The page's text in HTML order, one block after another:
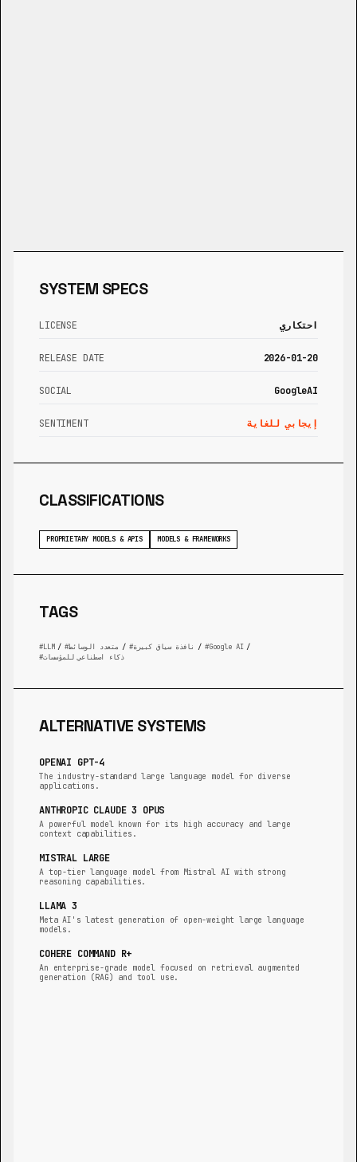
SYSTEM SPECS
LICENSE احتكاري
RELEASE DATE 2026-01-20
SOCIAL GoogleAI
SENTIMENT إيجابي للغاية
CLASSIFICATIONS
PROPRIETARY MODELS & APIS MODELS & FRAMEWORKS
TAGS
LLM / متعدد الوسائط / نافذة سياق كبيرة / Google AI /
ذكاء اصطناعي للمؤسسات
ALTERNATIVE SYSTEMS
OPENAI GPT-4
The industry-standard large language model for diverse
applications.
ANTHROPIC CLAUDE 3 OPUS
A powerful model known for its high accuracy and large
context capabilities.
MISTRAL LARGE
A top-tier language model from Mistral AI with strong
reasoning capabilities.
LLAMA 3
Meta AI's latest generation of open-weight large language
models.
COHERE COMMAND R+
An enterprise-grade model focused on retrieval augmented
generation (RAG) and tool use.